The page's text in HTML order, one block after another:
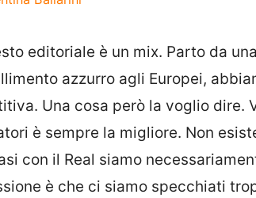
editoriale è un mix. Parto da
azzurro agli Europei,
Una cosa però la voglio dire.
è sempre la migliore. Non
con il Real siamo
è che ci siamo specchiati